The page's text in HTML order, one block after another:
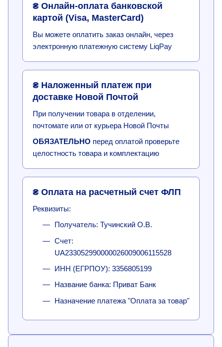
₴ Онлайн-оплата банковской
картой (Visa, MasterCard)
Вы можете оплатить заказ онлайн, через
электронную платежную систему LiqPay
₴ Наложенный платеж при
доставке Новой Почтой
При получении товара в отделении,
почтомате или от курьера Новой Почты
ОБЯЗАТЕЛЬНО перед оплатой проверьте
целостность товара и комплектацию
₴ Оплата на расчетный счет ФЛП
Реквизиты:
Получатель: Тучинский О.В.
Счет:
UA233052990000026009006115528
ИНН (ЕГРПОУ): 3356805199
Название банка: Приват Банк
Назначение платежа "Оплата за товар"